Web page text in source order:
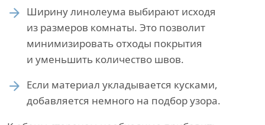
Ширину линолеума выбирают исходя
из размеров комнаты. Это позволит
минимизировать отходы покрытия
и уменьшить количество швов.
Если материал укладывается кусками,
добавляется немного на подбор узора.